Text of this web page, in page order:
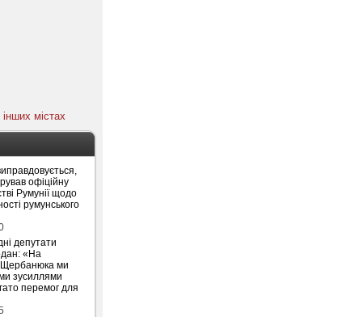
інших містах
офіційну
Румунії щодо
румунського
депутати
«На
Щербанюка ми
зусиллями
перемог для